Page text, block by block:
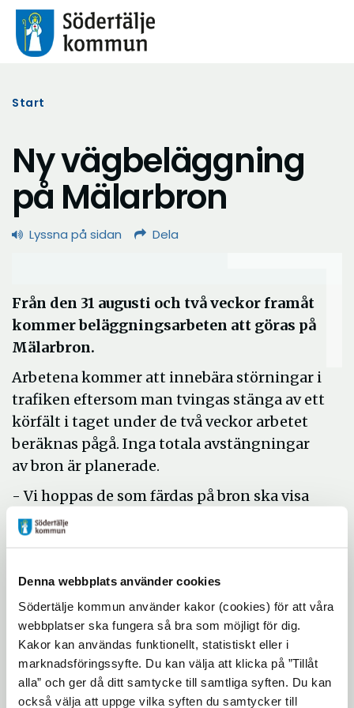
Denna webbplats använder cookies
Södertälje kommun använder kakor (cookies) för att våra
webbplatser ska fungera så bra som möjligt för dig.
Kakor kan användas funktionellt, statistiskt eller i
marknadsföringssyfte. Du kan välja att klicka på ”Tillåt
alla” och ger då ditt samtycke till samtliga syften. Du kan
också välja att uppge vilka syften du samtycker till
Start
Ny vägbeläggning
på Mälarbron
Lyssna på sidan Dela
Från den 31 augusti och två veckor framåt
kommer beläggningsarbeten att göras på
Mälarbron.
Arbetena kommer att innebära störningar i
trafiken eftersom man tvingas stänga av ett
körfält i taget under de två veckor arbetet
beräknas pågå. Inga totala avstängningar
av bron är planerade.
- Vi hoppas de som färdas på bron ska visa
hänsyn mot dem som jobbar där och ha
överseende med det trafikkrångel som kan
Mikael Johansson.
Mer information:
Helena Schnackenburg, kommunikatör, 08-
523 037 58